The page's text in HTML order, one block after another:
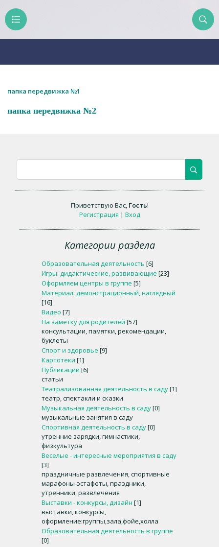
папка передвижка №1
папка передвижка №2
Приветствую Вас, Гость!
Регистрация | Вход
Категории раздела
Образовательная деятельность [6]
Игры: дидактические, развивающие [23]
Оформляем центры в группе [5]
Материал: демонстрационный, наглядный
[16]
Видео [7]
На заметку для родителей [57]
консультации, памятки, рекомендации,
буклеты
Спорт и здоровье [9]
Картотеки [1]
Публикации [6]
статьи
Театрализованная деятельность в саду[1]
театр, спектакли и сказки
Музыкальная деятельность в саду[0]
музыкальные занятия в саду
Спортивная деятельность в саду[0]
утренние зарядки, гимнастики,
физкультура
Веселые - интересные мероприятия в саду
[3]
праздничные развлечения, спортивные
марафоны-эстафеты, праздники,
утренники, развлечения
Выставки - конкурсы, дизайн [1]
выставки, конкурсы,
оформление:группы,зала,фойе,холла
Образовательная деятельность в группе
[0]